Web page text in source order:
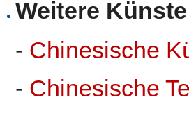
Weitere Künste
- Chinesische
- Chinesische